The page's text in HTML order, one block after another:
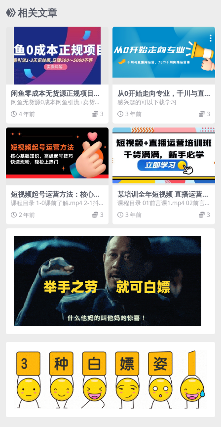
相关文章
闲鱼零成本无货源正规项目，
无需引流1-3天见效果，日入5
00-5000（价值6980）
闲鱼无货源0成本闲鱼引流+卖货日
入500-1000 总共十几节课程，讲的
比较多，...
4 年前 3
从0开始走向专业，千川与直
播间运营，75节千川实操运营
课
感兴趣的可以下载学习
3 年前
3
短视频起号运营方法：核心基
础知识，高级起号技巧，快速
涨粉，轻松上热门
课程目录 1-0课前了解.mp4 2-1抖
音算法原型及审核模型.mp4 3-2
抖...2 年前 3
某培训全年短视频 直播运营培
训班：干货满满，新手必学
课程目录 01前言课1.mp4 02前言
课2.mp4 03抖加课01：抖加的运
行...3 年前 3